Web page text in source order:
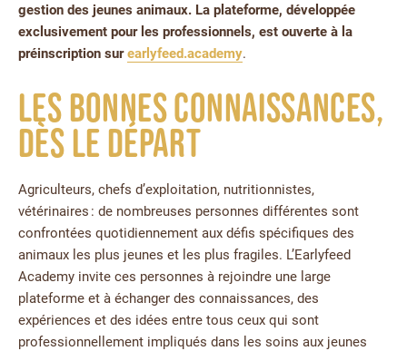
gestion des jeunes animaux. La plateforme, développée
exclusivement pour les professionnels, est ouverte à la
préinscription surearlyfeed.academy.
Les bonnes connaissances,
dès le départ
Agriculteurs, chefs d’exploitation, nutritionnistes,
vétérinaires : de nombreuses personnes différentes sont
confrontées quotidiennement aux défis spécifiques des
animaux les plus jeunes et les plus fragiles. L’Earlyfeed
Academy invite ces personnes à rejoindre une large
plateforme et à échanger des connaissances, des
expériences et des idées entre tous ceux qui sont
professionnellement impliqués dans les soins aux jeunes